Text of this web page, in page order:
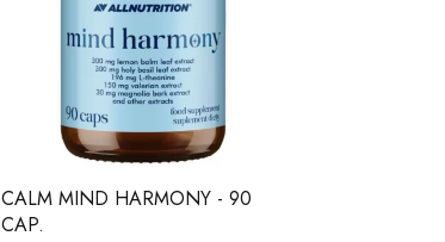
CALM MIND HARMONY - 90
CAP.